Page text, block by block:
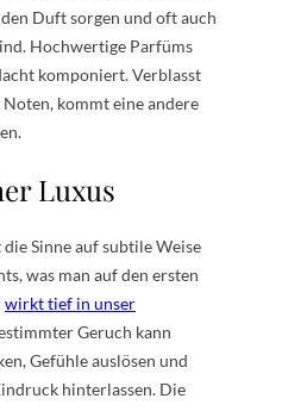
Duft sorgen und oft auch
Hochwertige Parfüms
komponiert. Verblasst
kommt eine andere
Luxus
Sinne auf subtile Weise
was man auf den ersten
wirkt tief in unser
Geruch kann
Gefühle auslösen und
hinterlassen. Die